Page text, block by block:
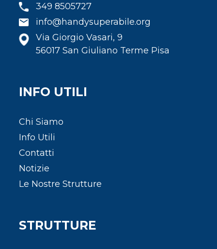
349 8505727
info@handysuperabile.org
Via Giorgio Vasari, 9
56017 San Giuliano Terme Pisa
INFO UTILI
Chi Siamo
Info Utili
Contatti
Notizie
Le Nostre Strutture
STRUTTURE